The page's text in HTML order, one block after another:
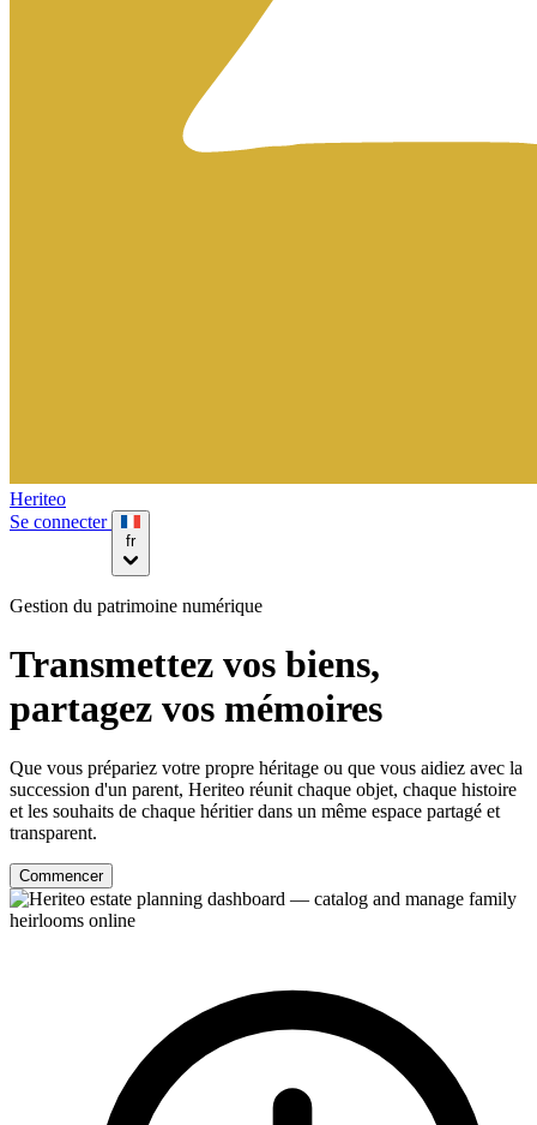
Heriteo
Se connecter
fr
Gestion du patrimoine numérique
Transmettez vos biens,
partagez vos mémoires
Que vous prépariez votre propre héritage ou que vous aidiez avec la
succession d'un parent, Heriteo réunit chaque objet, chaque histoire
et les souhaits de chaque héritier dans un même espace partagé et
transparent.
Commencer